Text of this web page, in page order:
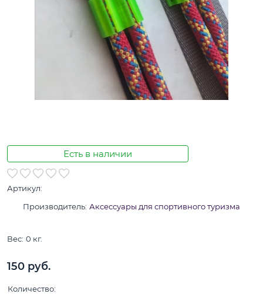
Есть в наличии
Артикул:
Производитель: Аксессуары для спортивного туризма
Вес: 0 кг.
150 руб.
Количество: